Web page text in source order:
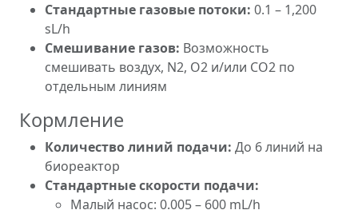
Стандартные газовые потоки: 0.1 – 1,200
sL/h
Смешивание газов: Возможность
смешивать воздух, N2, O2 и/или CO2 по
отдельным линиям
Кормление
Количество линий подачи: До 6 линий на
биореактор
Стандартные скорости подачи:
Малый насос: 0.005 – 600 mL/h